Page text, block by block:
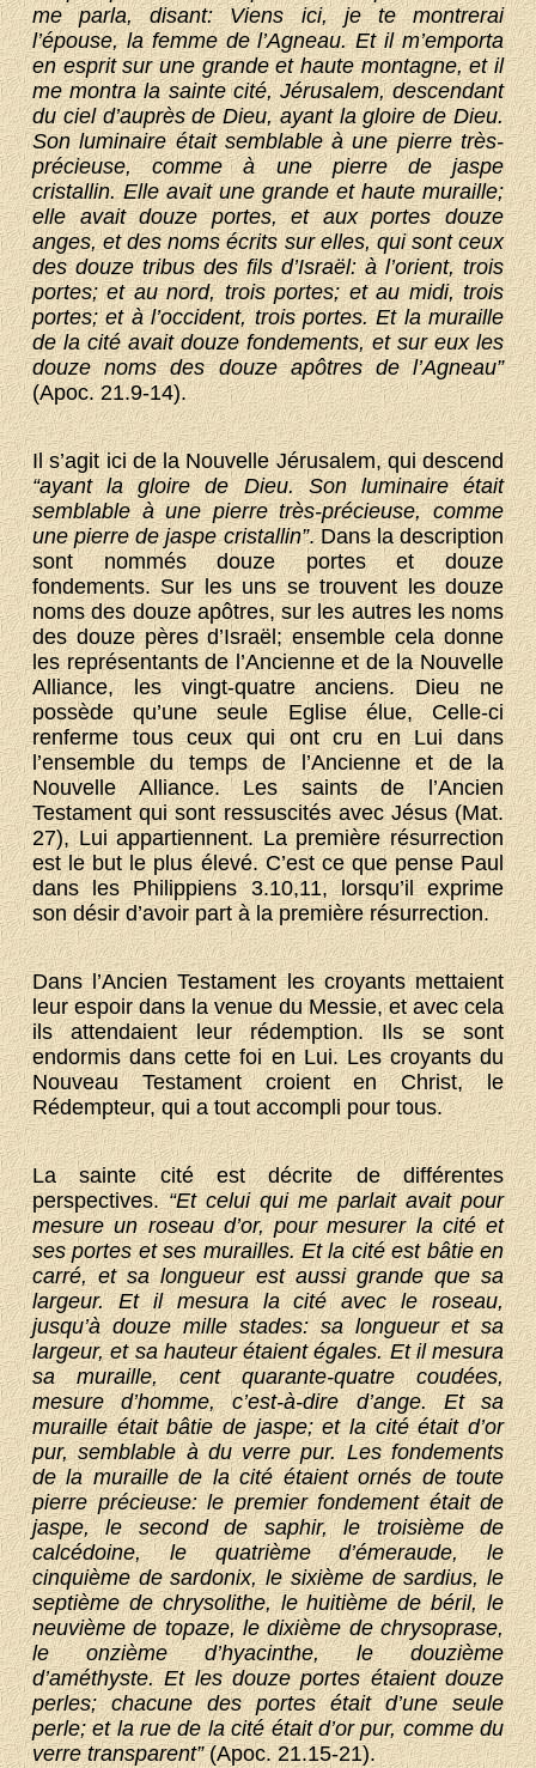
me parla, disant: Viens ici, je te montrerai
l’épouse, la femme de l’Agneau. Et il m’emporta
en esprit sur une grande et haute montagne, et il
me montra la sainte cité, Jérusalem, descendant
du ciel d’auprès de Dieu, ayant la gloire de Dieu.
Son luminaire était semblable à une pierre très-
précieuse, comme à une pierre de jaspe
cristallin. Elle avait une grande et haute muraille;
elle avait douze portes, et aux portes douze
anges, et des noms écrits sur elles, qui sont ceux
des douze tribus des fils d’Israël: à l’orient, trois
portes; et au nord, trois portes; et au midi, trois
portes; et à l’occident, trois portes. Et la muraille
de la cité avait douze fondements, et sur eux les
douze noms des douze apôtres de l’Agneau”
(Apoc. 21.9-14).
Il s’agit ici de la Nouvelle Jérusalem, qui descend
“ayant la gloire de Dieu. Son luminaire était
semblable à une pierre très-précieuse, comme
une pierre de jaspe cristallin”. Dans la description
sont nommés douze portes et douze
fondements. Sur les uns se trouvent les douze
noms des douze apôtres, sur les autres les noms
des douze pères d’Israël; ensemble cela donne
les représentants de l’Ancienne et de la Nouvelle
Alliance, les vingt-quatre anciens. Dieu ne
possède qu’une seule Eglise élue, Celle-ci
renferme tous ceux qui ont cru en Lui dans
l’ensemble du temps de l’Ancienne et de la
Nouvelle Alliance. Les saints de l’Ancien
Testament qui sont ressuscités avec Jésus (Mat.
27), Lui appartiennent. La première résurrection
est le but le plus élevé. C’est ce que pense Paul
dans les Philippiens 3.10,11, lorsqu’il exprime
son désir d’avoir part à la première résurrection.
Dans l’Ancien Testament les croyants mettaient
leur espoir dans la venue du Messie, et avec cela
ils attendaient leur rédemption. Ils se sont
endormis dans cette foi en Lui. Les croyants du
Nouveau Testament croient en Christ, le
Rédempteur, qui a tout accompli pour tous.
La sainte cité est décrite de différentes
perspectives.“Et celui qui me parlait avait pour
mesure un roseau d’or, pour mesurer la cité et
ses portes et ses murailles. Et la cité est bâtie en
carré, et sa longueur est aussi grande que sa
largeur. Et il mesura la cité avec le roseau,
jusqu’à douze mille stades: sa longueur et sa
largeur, et sa hauteur étaient égales. Et il mesura
sa muraille, cent quarante-quatre coudées,
mesure d’homme, c’est-à-dire d’ange. Et sa
muraille était bâtie de jaspe; et la cité était d’or
pur, semblable à du verre pur. Les fondements
de la muraille de la cité étaient ornés de toute
pierre précieuse: le premier fondement était de
jaspe, le second de saphir, le troisième de
calcédoine, le quatrième d’émeraude, le
cinquième de sardonix, le sixième de sardius, le
septième de chrysolithe, le huitième de béril, le
neuvième de topaze, le dixième de chrysoprase,
le onzième d’hyacinthe, le douzième
d’améthyste. Et les douze portes étaient douze
perles; chacune des portes était d’une seule
perle; et la rue de la cité était d’or pur, comme du
verre transparent”(Apoc. 21.15-21).